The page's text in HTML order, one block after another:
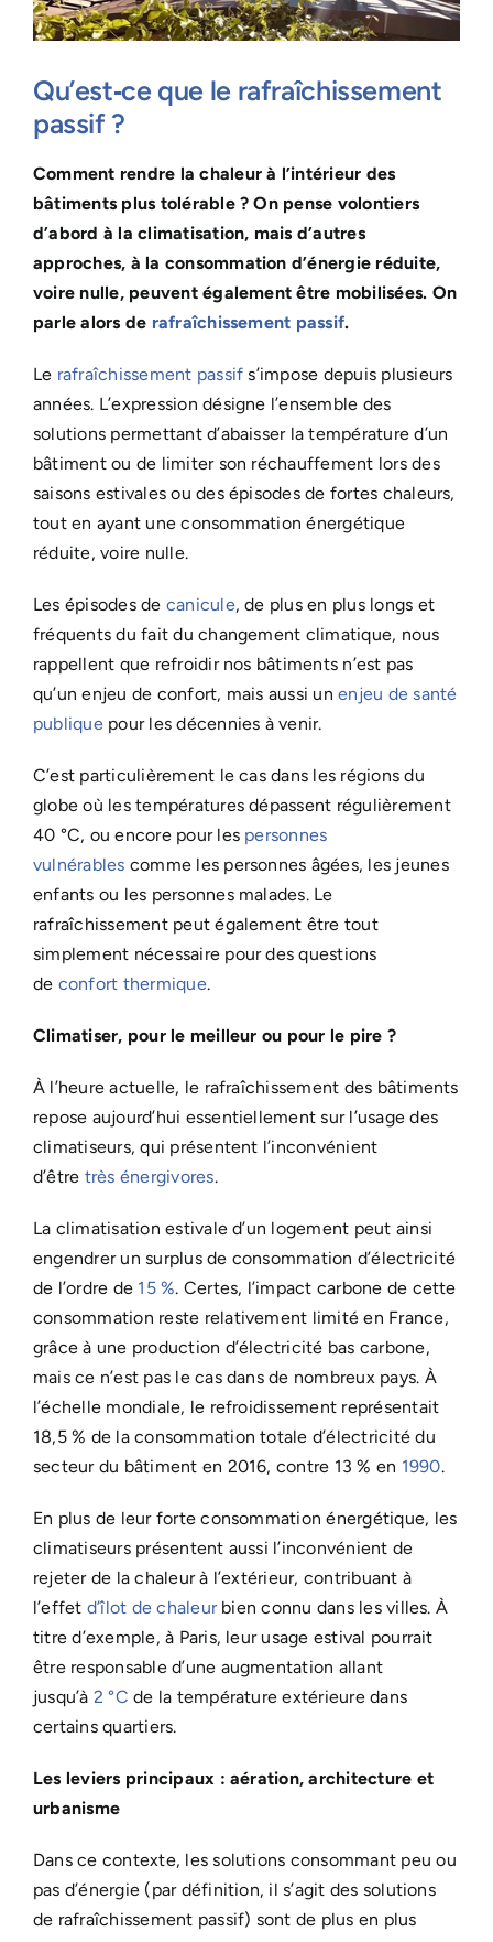
Qu’est‑ce que le rafraîchissement
passif ?
Comment rendre la chaleur à l’intérieur des
bâtiments plus tolérable ? On pense volontiers
d’abord à la climatisation, mais d’autres
approches, à la consommation d’énergie réduite,
voire nulle, peuvent également être mobilisées. On
parle alors de rafraîchissement passif.
Le rafraîchissement passif s’impose depuis plusieurs
années. L’expression désigne l’ensemble des
solutions permettant d’abaisser la température d’un
bâtiment ou de limiter son réchauffement lors des
saisons estivales ou des épisodes de fortes chaleurs,
tout en ayant une consommation énergétique
réduite, voire nulle.
Les épisodes de canicule, de plus en plus longs et
fréquents du fait du changement climatique, nous
rappellent que refroidir nos bâtiments n’est pas
qu’un enjeu de confort, mais aussi unenjeu de santé
publiquepour les décennies à venir.
C’est particulièrement le cas dans les régions du
globe où les températures dépassent régulièrement
40 °C, ou encore pour les personnes
vulnérables comme les personnes âgées, les jeunes
enfants ou les personnes malades. Le
rafraîchissement peut également être tout
simplement nécessaire pour des questions
de confort thermique.
Climatiser, pour le meilleur ou pour le pire ?
À l’heure actuelle, le rafraîchissement des bâtiments
repose aujourd’hui essentiellement sur l’usage des
climatiseurs, qui présentent l’inconvénient
d’être très énergivores.
La climatisation estivale d’un logement peut ainsi
engendrer un surplus de consommation d’électricité
de l’ordre de 15 %. Certes, l’impact carbone de cette
consommation reste relativement limité en France,
grâce à une production d’électricité bas carbone,
mais ce n’est pas le cas dans de nombreux pays. À
l’échelle mondiale, le refroidissement représentait
18,5 % de la consommation totale d’électricité du
secteur du bâtiment en 2016, contre 13 % en 1990.
En plus de leur forte consommation énergétique, les
climatiseurs présentent aussi l’inconvénient de
rejeter de la chaleur à l’extérieur, contribuant à
l’effet d’îlot de chaleurbien connu dans les villes. À
titre d’exemple, à Paris, leur usage estival pourrait
être responsable d’une augmentation allant
jusqu’à 2 °C de la température extérieure dans
certains quartiers.
Les leviers principaux : aération, architecture et
urbanisme
Dans ce contexte, les solutions consommant peu ou
pas d’énergie (par définition, il s’agit des solutions
de rafraîchissement passif) sont de plus en plus